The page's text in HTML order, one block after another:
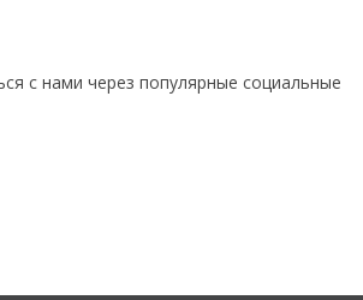
с нами через популярные социальные